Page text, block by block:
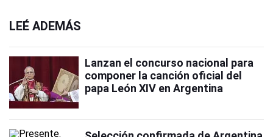
LEÉ ADEMÁS
Lanzan el concurso nacional para
componer la canción oficial del
papa León XIV en Argentina